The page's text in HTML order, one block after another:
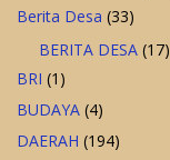
Berita Desa (33)
BERITA DESA (17)
BRI (1)
BUDAYA (4)
DAERAH (194)